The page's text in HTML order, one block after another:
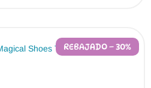
REBAJADO – 30%